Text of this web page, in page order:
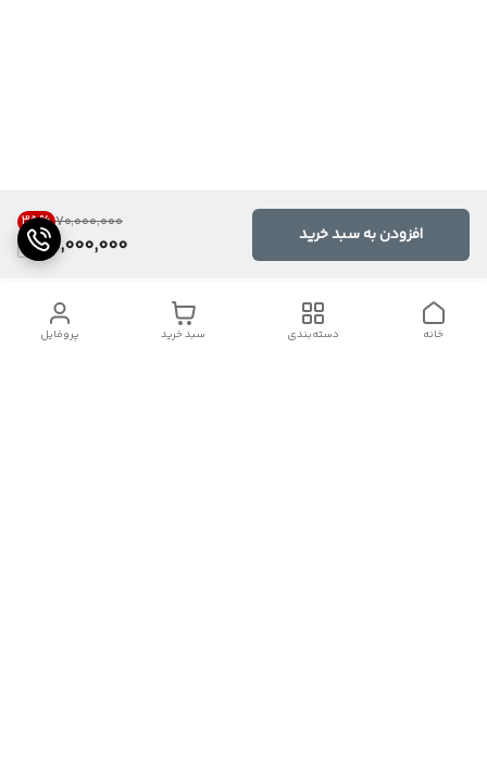
۷۰٬۰۰۰٬۰۰۰ 35%
45,000,000 افزودن به سبد خرید
پروفایل سبد خرید دسته‌بندی خانه